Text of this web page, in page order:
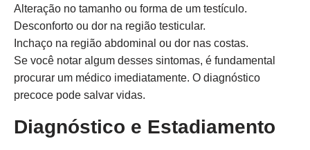
Alteração no tamanho ou forma de um testículo.
Desconforto ou dor na região testicular.
Inchaço na região abdominal ou dor nas costas.
Se você notar algum desses sintomas, é fundamental
procurar um médico imediatamente. O diagnóstico
precoce pode salvar vidas.
Diagnóstico e Estadiamento